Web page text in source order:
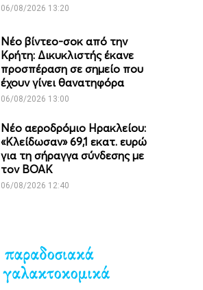
06/08/2026 13:20
Νέο βίντεο-σοκ από την
Κρήτη: Δικυκλιστής έκανε
προσπέραση σε σημείο που
έχουν γίνει θανατηφόρα
06/08/2026 13:00
Νέο αεροδρόμιο Ηρακλείου:
«Κλείδωσαν» 69,1 εκατ. ευρώ
για τη σήραγγα σύνδεσης με
τον ΒΟΑΚ
06/08/2026 12:40